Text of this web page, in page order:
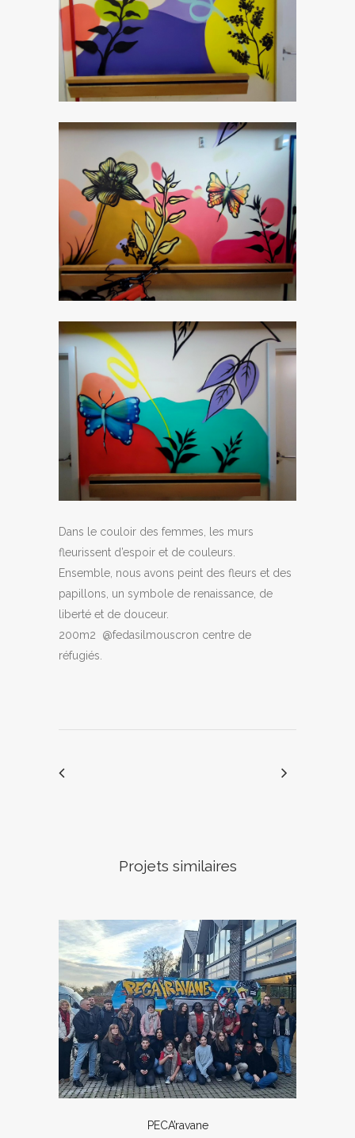
Dans le couloir des femmes, les murs
fleurissent d’espoir et de couleurs.
Ensemble, nous avons peint des fleurs et des
papillons, un symbole de renaissance, de
liberté et de douceur.
200m2 @fedasilmouscron centre de
réfugiés.
Projets similaires
PECA’ravane